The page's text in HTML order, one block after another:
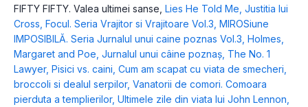
FIFTY FIFTY. Valea ultimei sanse Lies He Told Me Justitia lui
Cross Focul. Seria Vrajitor si Vrajitoare Vol.3 MIROSiune
IMPOSIBILĂ. Seria Jurnalul unui caine poznas Vol.3 Holmes,
Margaret and Poe Jurnalul unui câine poznaș The No. 1
Lawyer, Pisici vs. caini Cum am scapat cu viata de smecheri,
broccoli si dealul serpilor, Vanatorii de comori. Comoara
pierduta a templierilor, Ultimele zile din viata lui John Lennon